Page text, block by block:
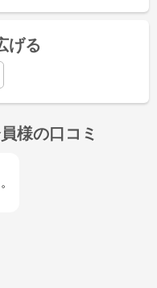
げる
様の口コミ